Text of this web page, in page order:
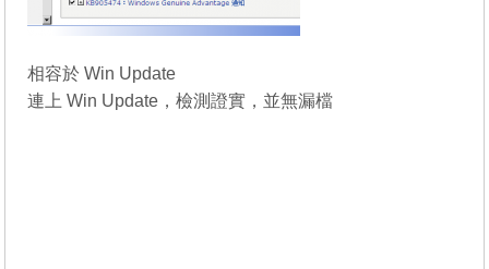
相容於 Win Update
連上 Win Update，檢測證實，並無漏檔